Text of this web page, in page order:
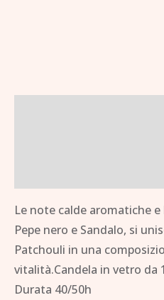
Le note calde aromatiche
Pepe nero e Sandalo, si
Patchouli in una
vitalità.Candela in vetro da
Durata 40/50h